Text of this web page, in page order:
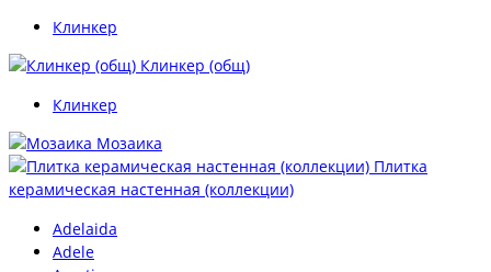
Клинкер
Клинкер (общ)
Клинкер
Мозаика
Плитка
керамическая настенная (коллекции)
Adelaida
Adele